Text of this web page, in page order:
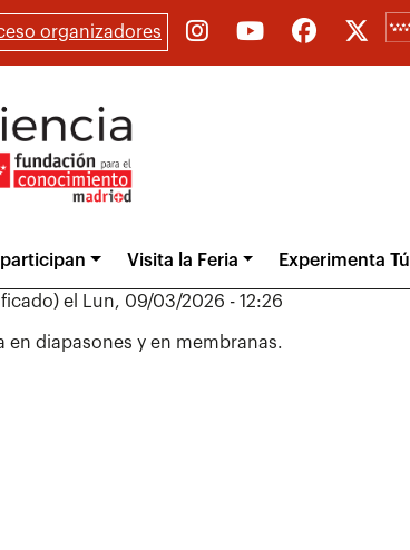
organizadores
Visita la Feria Experimenta Tú
el Lun, 09/03/2026 - 12:26
en diapasones y en membranas.